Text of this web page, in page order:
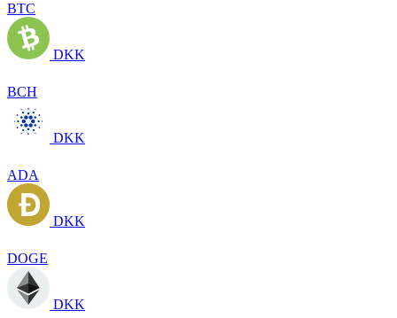
BTC
DKK
BCH
DKK
ADA
DKK
DOGE
DKK